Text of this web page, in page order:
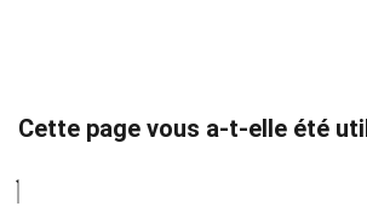
Cette page vous a-t-elle été